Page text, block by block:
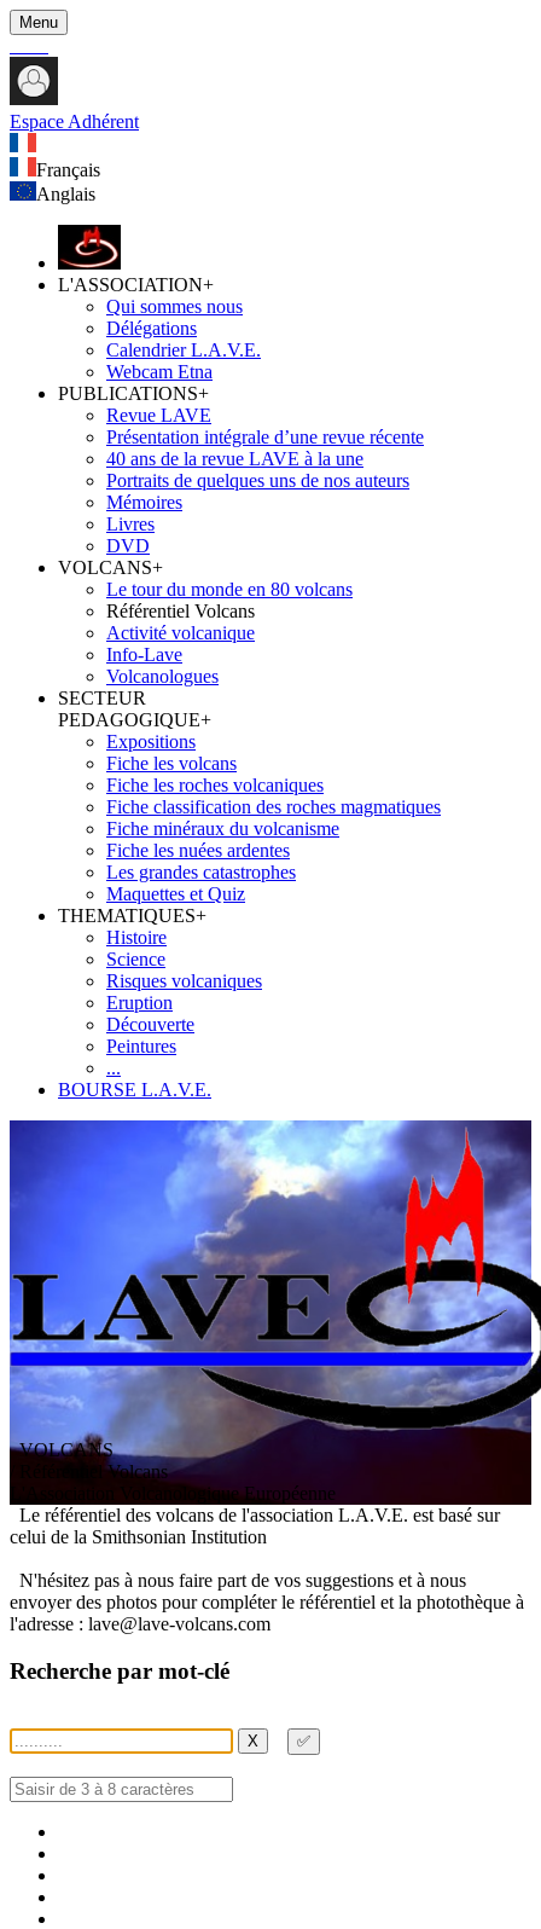
Menu
Espace Adhérent
Français
Anglais
L'ASSOCIATION+
Qui sommes nous
Délégations
Calendrier L.A.V.E.
Webcam Etna
PUBLICATIONS+
Revue LAVE
Présentation intégrale d’une revue récente
40 ans de la revue LAVE à la une
Portraits de quelques uns de nos auteurs
Mémoires
Livres
DVD
VOLCANS+
Le tour du monde en 80 volcans
Référentiel Volcans
Activité volcanique
Info-Lave
Volcanologues
SECTEUR
PEDAGOGIQUE+
Expositions
Fiche les volcans
Fiche les roches volcaniques
Fiche classification des roches magmatiques
Fiche minéraux du volcanisme
Fiche les nuées ardentes
Les grandes catastrophes
Maquettes et Quiz
THEMATIQUES+
Histoire
Science
Risques volcaniques
Eruption
Découverte
Peintures
...
BOURSE L.A.V.E.
VOLCANS
/ Référentiel Volcans
ssociation V olcanologiqueEuropéenne
Le référentiel des volcans de l'association L.A.V.E. est basé sur
celui de la Smithsonian Institution
N'hésitez pas à nous faire part de vos suggestions et à nous
envoyer des photos pour compléter le référentiel et la photothèque à
l'adresse : lave@lave-volcans.com
Recherche par mot-clé
X ✅